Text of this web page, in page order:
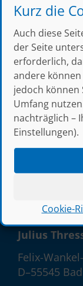
Kurz die
Auch diese
der Seite
erforderlich,
andere
jedoch können
Umfang
nachträglich –
Einstellungen).
Cookie-
« Thress
& Tricks
← zur Blog
Julius
Felix-
D–55545